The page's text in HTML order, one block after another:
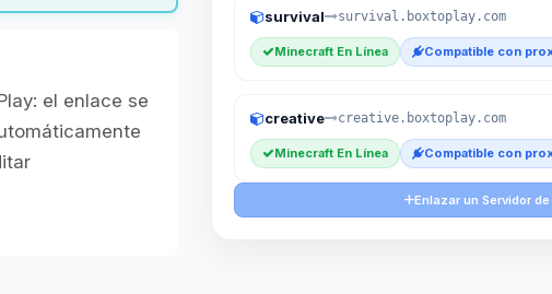
el enlace se
survival survival.boxtoplay.com
Minecraft En Línea Compatible con
creative creative.boxtoplay.com
Minecraft En Línea Compatible con
Enlazar un Servidor